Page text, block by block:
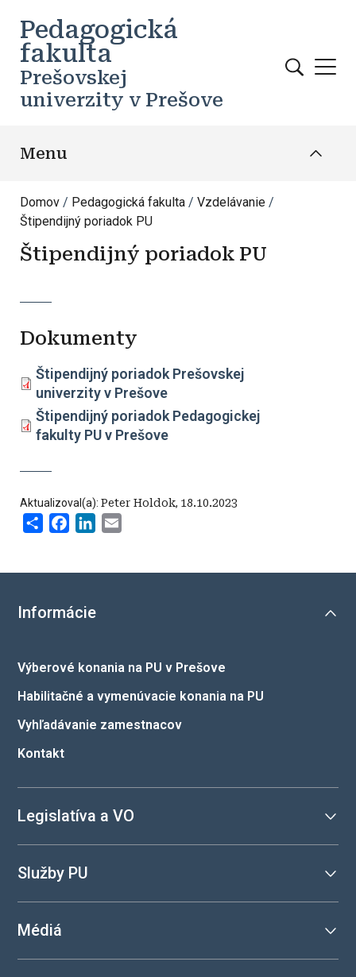
Pedagogická
fakulta
Prešovskej
univerzity v Prešove
Menu
Domov Pedagogická fakulta
Vzdelávanie
Štipendijný poriadok PU
Štipendijný poriadok PU
Dokumenty
Štipendijný poriadok Prešovskej
univerzity v Prešove
Štipendijný poriadok Pedagogickej
fakulty PU v Prešove
Aktualizoval(a): Peter Holdok, 18.10.2023
Share FacebookLinkedIn
Informácie
Výberové konania na PU v Prešove
Habilitačné a vymenúvacie konania na PU
Vyhľadávanie zamestnacov
Kontakt
Legislatíva a VO
Služby PU
Médiá